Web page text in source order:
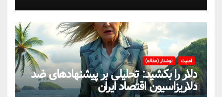
امنیت نوشتار (مقاله)
دلار را بکشید: تحلیلی بر پیشنهادهای ضد
دلاریزاسیون اقتصاد ایران